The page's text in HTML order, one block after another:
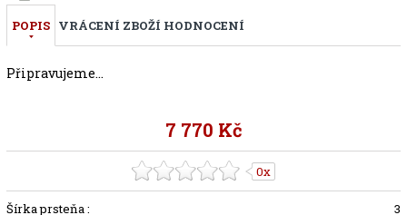
POPIS VRÁCENÍ ZBOŽÍ HODNOCENÍ
Připravujeme...
7 770 Kč
0x
Šírka prsteňa :
3